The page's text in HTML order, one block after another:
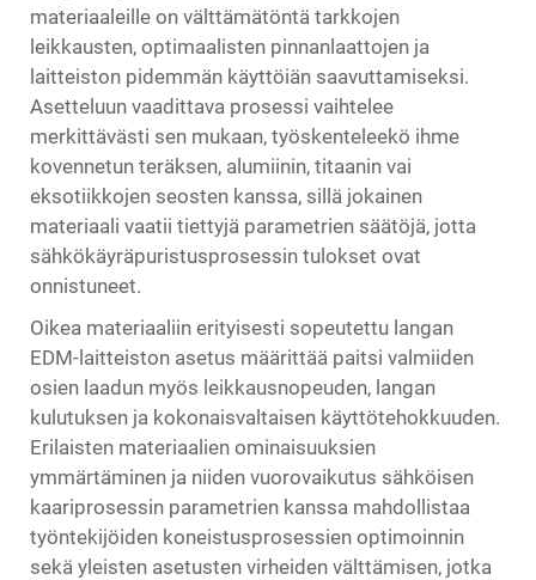
materiaaleille on välttämätöntä tarkkojen
leikkausten, optimaalisten pinnanlaattojen ja
laitteiston pidemmän käyttöiän saavuttamiseksi.
Asetteluun vaadittava prosessi vaihtelee
merkittävästi sen mukaan, työskenteleekö ihme
kovennetun teräksen, alumiinin, titaanin vai
eksotiikkojen seosten kanssa, sillä jokainen
materiaali vaatii tiettyjä parametrien säätöjä, jotta
sähkökäyräpuristusprosessin tulokset ovat
onnistuneet.
Oikea materiaaliin erityisesti sopeutettu langan
EDM-laitteiston asetus määrittää paitsi valmiiden
osien laadun myös leikkausnopeuden, langan
kulutuksen ja kokonaisvaltaisen käyttötehokkuuden.
Erilaisten materiaalien ominaisuuksien
ymmärtäminen ja niiden vuorovaikutus sähköisen
kaariprosessin parametrien kanssa mahdollistaa
työntekijöiden koneistusprosessien optimoinnin
sekä yleisten asetusten virheiden välttämisen, jotka